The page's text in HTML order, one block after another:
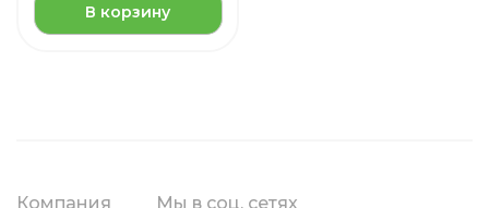
В корзину
Компания Мы в соц. сетях